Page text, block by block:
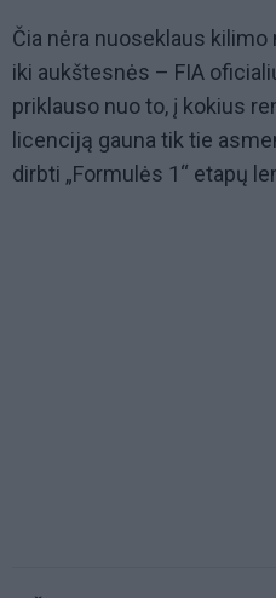
Čia nėra nuoseklaus
iki aukštesnės – FIA
priklauso nuo to, į kokius
licenciją gauna tik tie
dirbti „Formulės 1“ etapų